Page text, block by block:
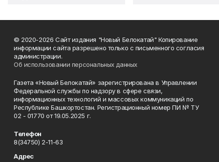
© 2020-2026 Сайт издания "Новый Белокатай" Копирование
информации сайта разрешено только с письменного согласия
администрации.
Об использовании персональных данных
Газета «Новый Белокатай» зарегистрирована в Управлении
Федеральной службы по надзору в сфере связи,
информационных технологий и массовых коммуникаций по
Республике Башкортостан. Регистрационный номер ПИ № ТУ
02 - 01770 от 19.05.2025 г.
Телефон
8(34750) 2-11-63
Адрес